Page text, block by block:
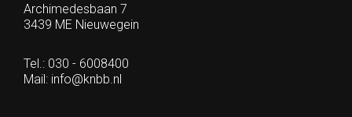
Archimedesbaan 7
3439 ME Nieuwegein
Tel.: 030 - 6008400
Mail: info@knbb.nl